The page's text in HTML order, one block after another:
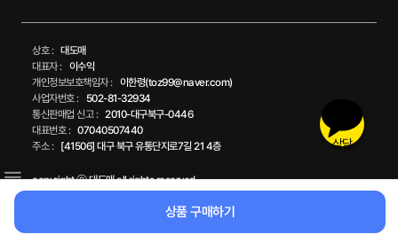
상담
상품 구매하기
상호 : 대도매
대표자 :
이수익
개인정보보호책임자 :
이한령(toz99@naver.com)
사업자번호 :
502-81-32934
통신판매업 신고 : 2010-대구북구-0446
대표번호 : 07040507440
주소 :
[41506] 대구 북구 유통단지로7길 21 4층
copyright ⓒ 대도매 all rights reserved.